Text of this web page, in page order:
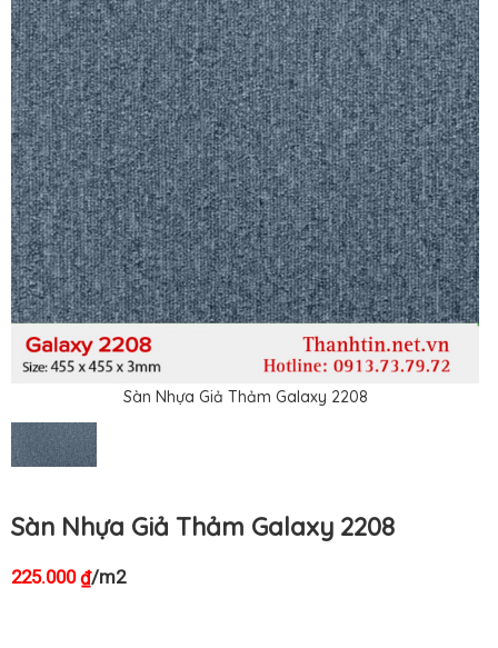
Sàn Nhựa Giả Thảm Galaxy 2208
Sàn Nhựa Giả Thảm Galaxy 2208
225.000₫/m2